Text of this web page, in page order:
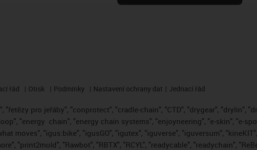
řád Otisk Podmínky Nastavení ochrany dat Jednací řád
"řetězy pro jeřáby", "conprotect", "cradle-chain", "CTD", "drygear", "drylin",
"energy chain", "energy chain systems", "enjoyneering", "e-skin", "e-
moves", "igus:bike", "igusGO", "igutex", "iguverse", "iguversum", "kineKIT",
"print2mold", "Rawbot", "RBTX", "RCYL", "readycable", "readychain",